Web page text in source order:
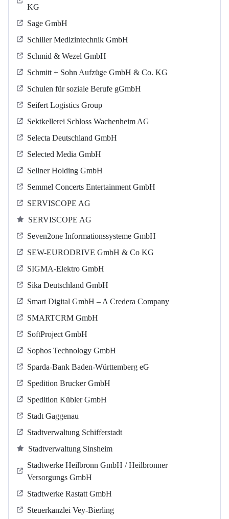
KG
Sage GmbH
Schiller Medizintechnik GmbH
Schmid & Wezel GmbH
Schmitt + Sohn Aufzüge GmbH & Co. KG
Schulen für soziale Berufe gGmbH
Seifert Logistics Group
Sektkellerei Schloss Wachenheim AG
Selecta Deutschland GmbH
Selected Media GmbH
Sellner Holding GmbH
Semmel Concerts Entertainment GmbH
SERVISCOPE AG
SERVISCOPE AG
Seven2one Informationssysteme GmbH
SEW-EURODRIVE GmbH & Co KG
SIGMA-Elektro GmbH
Sika Deutschland GmbH
Smart Digital GmbH – A Credera Company
SMARTCRM GmbH
SoftProject GmbH
Sophos Technology GmbH
Sparda-Bank Baden-Württemberg eG
Spedition Brucker GmbH
Spedition Kübler GmbH
Stadt Gaggenau
Stadtverwaltung Schifferstadt
Stadtverwaltung Sinsheim
Stadtwerke Heilbronn GmbH / Heilbronner
Versorgungs GmbH
Stadtwerke Rastatt GmbH
Steuerkanzlei Vey-Bierling